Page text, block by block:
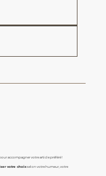
accompagner votre article préféré !
votre choixselon votre humeur, votre